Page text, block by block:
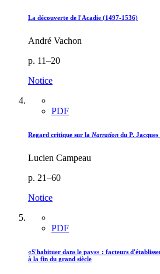
La découverte de l'Acadie (1497-1536)
André Vachon
p. 11–20
Notice
PDF
Regard critique sur la Narration du P.
Lucien Campeau
p. 21–60
Notice
PDF
«S'habituer dans le pays» : facteurs
à la fin du grand siècle